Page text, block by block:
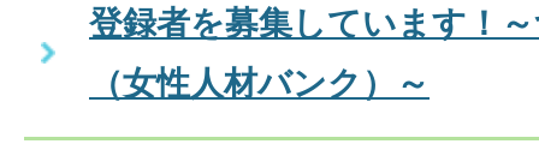
登録者を募集しています！
（女性人材バンク）～